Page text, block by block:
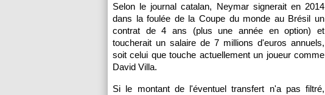
Selon le journal catalan, Neymar signerait en 2014
dans la foulée de la Coupe du monde au Brésil un
contrat de 4 ans (plus une année en option) et
toucherait un salaire de 7 millions d'euros annuels,
soit celui que touche actuellement un joueur comme
David Villa.
Si le montant de l'éventuel transfert n'a pas filtré,